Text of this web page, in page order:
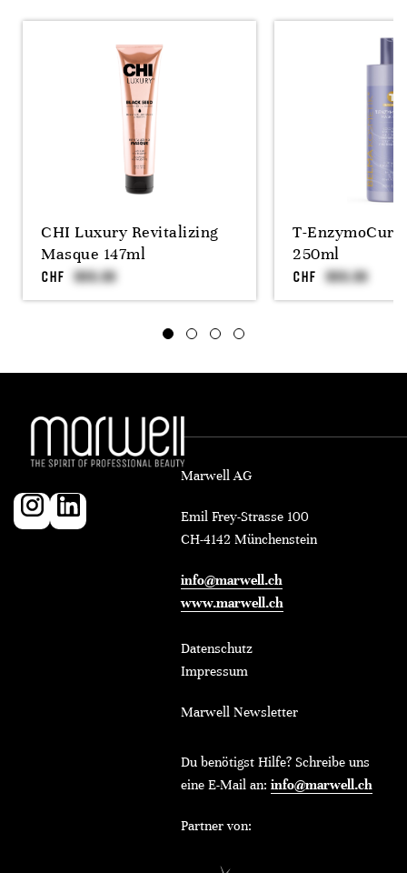
CHI Luxury Revitalizing
Masque 147ml
CHF
T-
250ml
CHF
Marwell AG
Emil Frey-Strasse 100
CH-4142 Münchenstein
info@marwell.ch
www.marwell.ch
Datenschutz
Impressum
Marwell Newsletter
Du benötigst Hilfe? Schreibe uns
eine E-Mail an: info@marwell.ch
Partner von: